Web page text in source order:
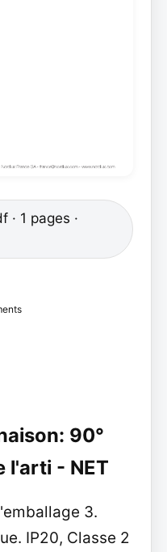
1 pages ·
90°
l'arti - NET
3.
IP20, Classe 2